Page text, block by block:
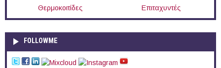
Θερμοκοιτίδες Επιταχυντές
FOLLOWME